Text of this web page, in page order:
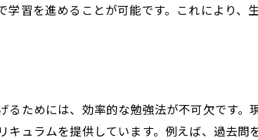
学習を進めることが可能です。これにより
るためには、効率的な勉強法が不可欠です
キュラムを提供しています。例えば、過去